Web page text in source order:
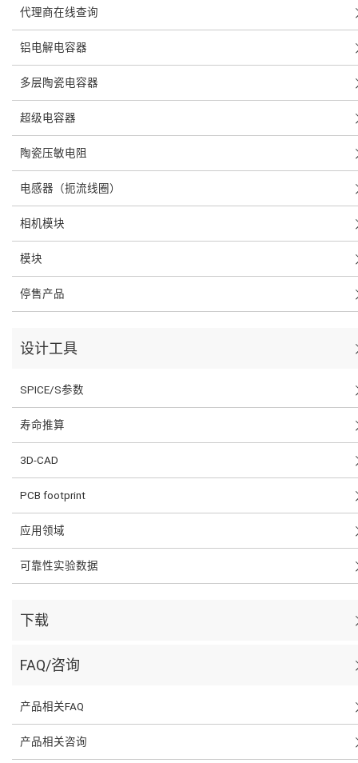
代理商在线查询
铝电解电容器
多层陶瓷电容器
超级电容器
陶瓷压敏电阻
电感器（扼流线圈）
相机模块
模块
停售产品
设计工具
SPICE/S参数
寿命推算
3D-CAD
PCB footprint
应用领域
可靠性实验数据
下载
FAQ/咨询
产品相关FAQ
产品相关咨询